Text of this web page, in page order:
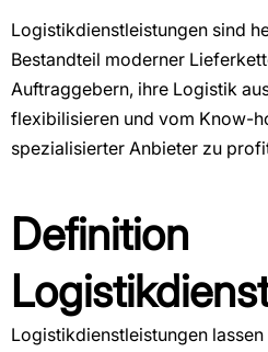
Logistikdienstleistungen sind
Bestandteil moderner
Auftraggebern, ihre Logistik
flexibilisieren und vom Know-
spezialisierter Anbieter zu
Definition
Logistikdienstleistungen